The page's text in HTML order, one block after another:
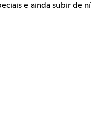
e ainda subir de